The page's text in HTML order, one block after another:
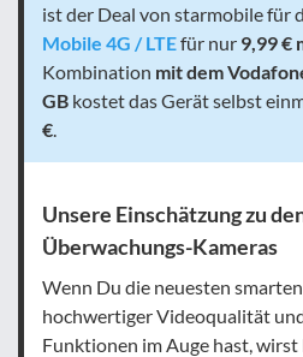
ist der Deal von starmobile für
Mobile 4G / LTEfür nur 9,99 €
Kombination mit dem
GB kostet das Gerät selbst
€.
Unsere Einschätzung zu
Überwachungs-Kameras
Wenn Du die neuesten
hochwertiger Videoqualität
Funktionen im Auge hast, wirst